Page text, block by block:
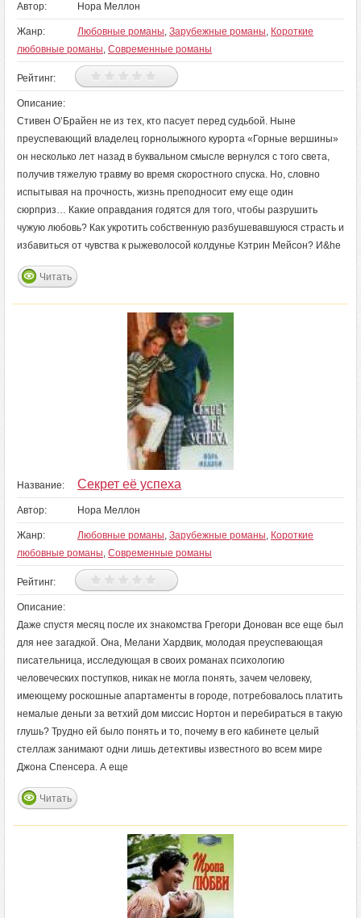
Автор: Нора Меллон
Жанр: Любовные романы, Зарубежные романы, Короткие
любовные романы, Современные романы
Рейтинг:
Описание:
Стивен О’Брайен не из тех, кто пасует перед судьбой. Ныне
преуспевающий владелец горнолыжного курорта «Горные вершины»
он несколько лет назад в буквальном смысле вернулся с того света,
получив тяжелую травму во время скоростного спуска. Но, словно
испытывая на прочность, жизнь преподносит ему еще один
сюрприз… Какие оправдания годятся для того, чтобы разрушить
чужую любовь? Как укротить собственную разбушевавшуюся страсть и
избавиться от чувства к рыжеволосой колдунье Кэтрин Мейсон? И&he
Читать
Название: Секрет её успеха
Автор: Нора Меллон
Жанр: Любовные романы, Зарубежные романы, Короткие
любовные романы, Современные романы
Рейтинг:
Описание:
Даже спустя месяц после их знакомства Грегори Донован все еще был
для нее загадкой. Она, Мелани Хардвик, молодая преуспевающая
писательница, исследующая в своих романах психологию
человеческих поступков, никак не могла понять, зачем человеку,
имеющему роскошные апартаменты в городе, потребовалось платить
немалые деньги за ветхий дом миссис Нортон и перебираться в такую
глушь? Трудно ей было понять и то, почему в его кабинете целый
стеллаж занимают одни лишь детективы известного во всем мире
Джона Спенсера. А еще
Читать